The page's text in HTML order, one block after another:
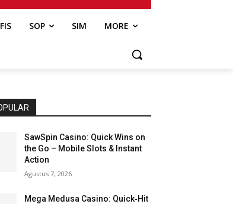
SOP SIM MORE
SawSpin Casino: Quick Wins on
the Go – Mobile Slots & Instant
Action
Agustus 7, 2026
Mega Medusa Casino: Quick‑Hit